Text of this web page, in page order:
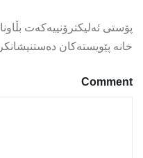
پۆستی ئەلیکترۆنییەکەت
خانە پێویستەکان
Comment